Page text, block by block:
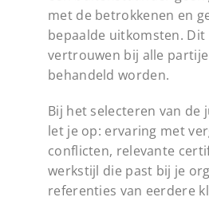
met de betrokkenen en
bepaalde uitkomsten.
vertrouwen bij alle
behandeld worden.
Bij het selecteren van de
let je op: ervaring met
conflicten, relevante
werkstijl die past bij je
referenties van eerdere